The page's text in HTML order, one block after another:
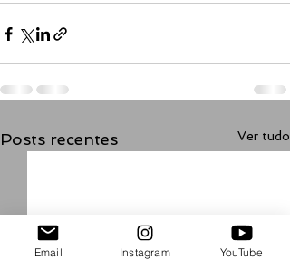
Posts recentes Ver tudo
Email Instagram YouTube